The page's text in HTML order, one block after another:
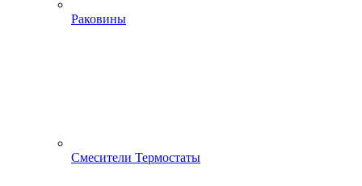
Раковины
Смесители Термостаты